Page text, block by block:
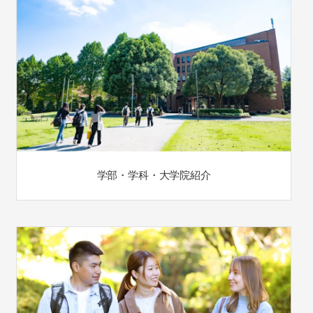
学部・学科・大学院紹介